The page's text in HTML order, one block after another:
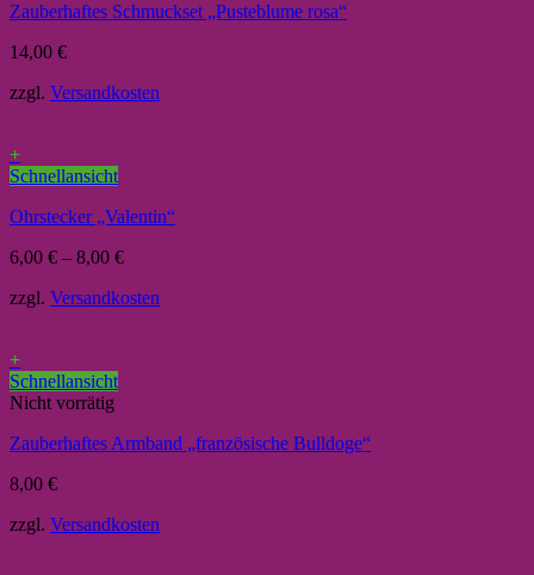
Zauberhaftes Schmuckset „Pusteblume rosa“
14,00 €
zzgl. Versandkosten
+
Schnellansicht
Ohrstecker „Valentin“
6,00 € – 8,00 €
zzgl. Versandkosten
+
Schnellansicht
Nicht vorrätig
Zauberhaftes Armband „französische Bulldoge“
8,00 €
zzgl. Versandkosten